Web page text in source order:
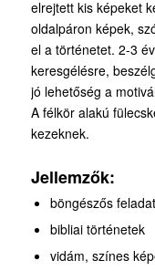
elrejtett kis képeket
oldalpáron képek,
el a történetet. 2-3
keresgélésre,
jó lehetőség a
A félkör alakú
kezeknek.
Jellemzők:
böngészős
bibliai történetek
vidám, színes